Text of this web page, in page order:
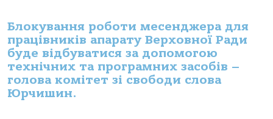
Блокування роботи месенджера для
працівників апарату Верховної Ради
буде відбуватися за допомогою
технічних та програмних засобів –
голова комітет зі свободи слова
Юрчишин.